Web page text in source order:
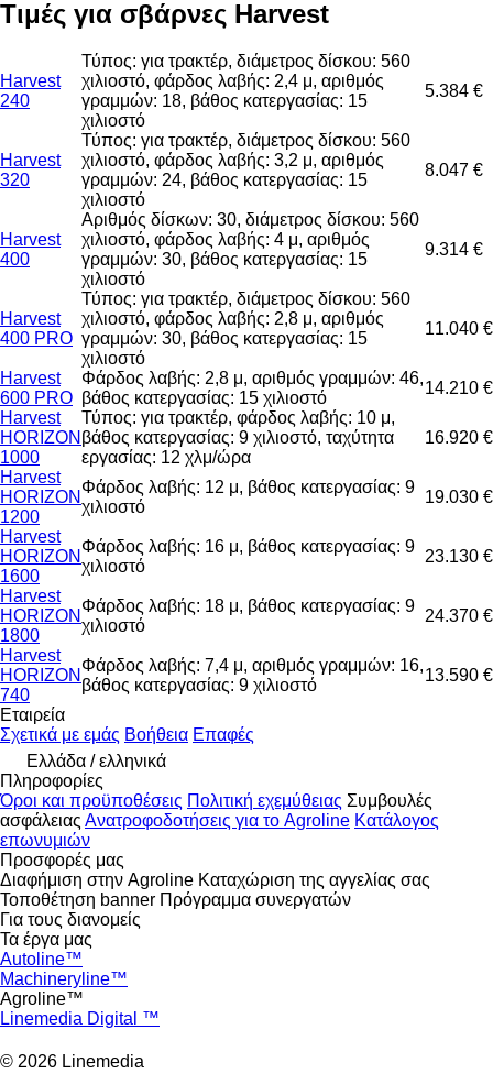
Τιμές για σβάρνες Harvest
Harvest
240
Τύπος: για τρακτέρ, διάμετρος δίσκου: 560
χιλιοστό, φάρδος λαβής: 2,4 μ, αριθμός
γραμμών: 18, βάθος κατεργασίας: 15
χιλιοστό
5.384 €
Harvest
320
Τύπος: για τρακτέρ, διάμετρος δίσκου: 560
χιλιοστό, φάρδος λαβής: 3,2 μ, αριθμός
γραμμών: 24, βάθος κατεργασίας: 15
χιλιοστό
8.047 €
Harvest
400
Αριθμός δίσκων: 30, διάμετρος δίσκου: 560
χιλιοστό, φάρδος λαβής: 4 μ, αριθμός
γραμμών: 30, βάθος κατεργασίας: 15
χιλιοστό
9.314 €
Harvest
400 PRO
Τύπος: για τρακτέρ, διάμετρος δίσκου: 560
χιλιοστό, φάρδος λαβής: 2,8 μ, αριθμός
γραμμών: 30, βάθος κατεργασίας: 15
χιλιοστό
11.040 €
Harvest
600 PRO
Φάρδος λαβής: 2,8 μ, αριθμός γραμμών: 46,
βάθος κατεργασίας: 15 χιλιοστό
14.210 €
Harvest
HORIZON
1000
Τύπος: για τρακτέρ, φάρδος λαβής: 10 μ,
βάθος κατεργασίας: 9 χιλιοστό, ταχύτητα
εργασίας: 12 χλμ/ώρα
16.920 €
Harvest
HORIZON
1200
Φάρδος λαβής: 12 μ, βάθος κατεργασίας: 9
χιλιοστό
19.030 €
Harvest
HORIZON
1600
Φάρδος λαβής: 16 μ, βάθος κατεργασίας: 9
χιλιοστό
23.130 €
Harvest
HORIZON
1800
Φάρδος λαβής: 18 μ, βάθος κατεργασίας: 9
χιλιοστό
24.370 €
Harvest
HORIZON
740
Φάρδος λαβής: 7,4 μ, αριθμός γραμμών: 16,
βάθος κατεργασίας: 9 χιλιοστό
13.590 €
Εταιρεία
Σχετικά με εμάς Βοήθεια Επαφές
Ελλάδα / ελληνικά
Πληροφορίες
Όροι και προϋποθέσεις Πολιτική εχεμύθειας Συμβουλές
ασφάλειας Ανατροφοδοτήσεις για το Agroline Κατάλογος
επωνυμιών
Προσφορές μας
Διαφήμιση στην Agroline Καταχώριση της αγγελίας σας
Τοποθέτηση banner Πρόγραμμα συνεργατών
Για τους διανομείς
Τα έργα μας
Autoline™
Machineryline™
Agroline™
Linemedia Digital ™
© 2026 Linemedia